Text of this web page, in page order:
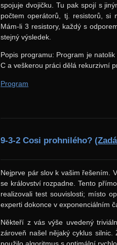
spojuje dvojičku. Tu pak spojí s
počtem operátorů, tj. resistorů, si
Mám-li 3 resistory, každý s
stejný výsledek.
Popis programu: Program je
C a veškerou práci dělá rekurzivní
Program
9-3-2 Cosi prohnilého?
Nejprve pár slov k vašim řešením.
se království rozpadne. Tento
realizovali test souvislosti; místo
experti dokonce v exponenciálním
Někteří z vás výše uvedený
zároveň našel nějaký cyklus